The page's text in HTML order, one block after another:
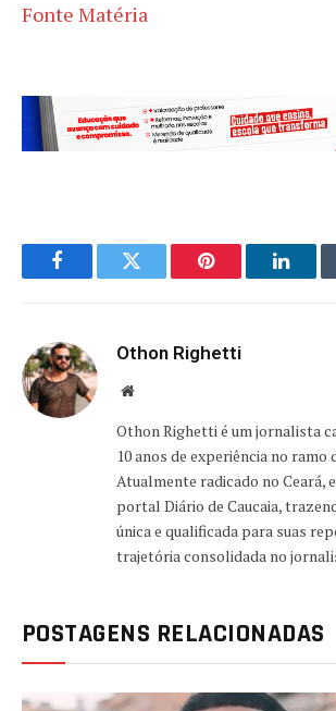
Fonte Matéria
FacebookTwitter Pinterest
Othon Righetti
Website
Othon Righetti é um jornalista
10 anos de experiência no ramo
Atualmente radicado no Ceará,
portal Diário de Caucaia,
única e qualificada para suas
trajetória consolidada no
POSTAGENS RELACIONADAS